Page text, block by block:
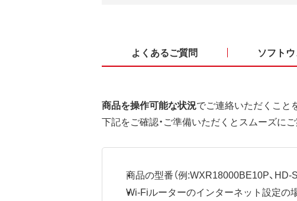
よくあるご質問 ソフト
商品を操作可能な状況でご連絡いただくこと
下記をご確認・ご準備いただくとスムーズにご
商品の型番（例:WXR18000BE10P、HD-
Wi-Fiルーターのインターネット設定の